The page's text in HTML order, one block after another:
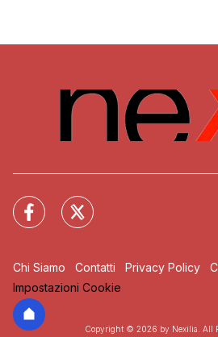
Chi Siamo Contatti Privacy Policy
Impostazioni Cookie
Copyright © 2026 by Nexilia. All